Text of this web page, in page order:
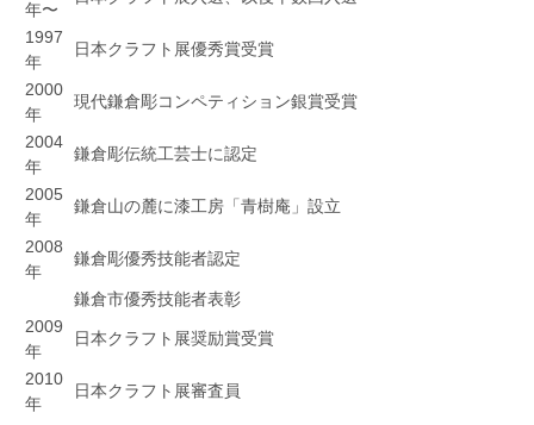
年〜
1997
年
日本クラフト展優秀賞受賞
2000
年
現代鎌倉彫コンペティション銀賞受賞
2004
年
鎌倉彫伝統工芸士に認定
2005
年
鎌倉山の麓に漆工房「青樹庵」設立
2008
年
鎌倉彫優秀技能者認定
鎌倉市優秀技能者表彰
2009
年
日本クラフト展奨励賞受賞
2010
年
日本クラフト展審査員